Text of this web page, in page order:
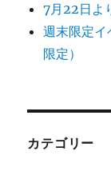
7月22日よ
週末限定
限定）
カテゴリー